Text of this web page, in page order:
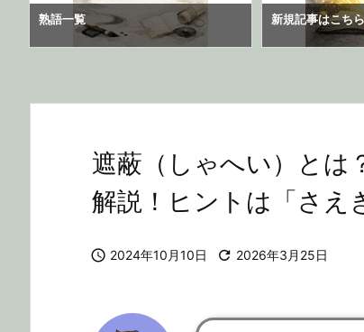
熟語一覧 新規記事はこちら
遮蔽（しゃへい）とは
解説！ヒントは「さえ
 2024年10月10日  2026年3月25日